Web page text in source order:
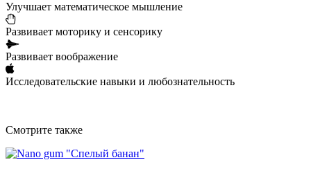
Улучшает математическое мышление
Развивает моторику и сенсорику
Развивает воображение
Исследовательские навыки и любознательность
Смотрите также